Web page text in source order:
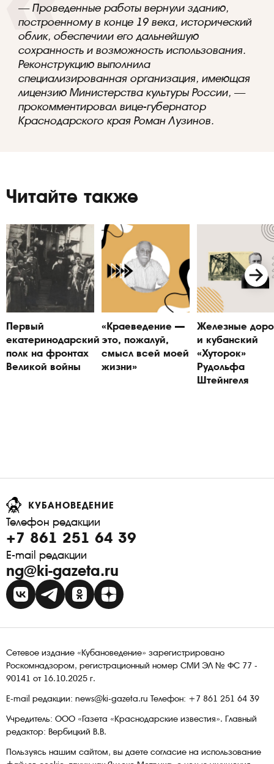
— Проведенные работы вернули зданию,
построенному в конце 19 века, исторический
облик, обеспечили его дальнейшую
сохранность и возможность использования.
Реконструкцию выполнила
специализированная организация, имеющая
лицензию Министерства культуры России, —
прокомментировал вице-губернатор
Краснодарского края Роман Лузинов.
Читайте также
Первый
екатеринодарский
полк на фронтах
Великой войны
«Краеведение —
это, пожалуй,
смысл всей моей
жизни»
Железные
и кубанский
«Хуторок»
Рудольфа
Штейнгеля
КУБАНОВЕДЕНИЕ
Телефон редакции
+7 861 251 64 39
E-mail редакции
ng@ki-gazeta.ru
Сетевое издание «Кубановедение» зарегистрировано
Роскомнадзором, регистрационный номер СМИ ЭЛ № ФС 77 -
90141 от 16.10.2025 г.
E-mail редакции: news@ki-gazeta.ru Телефон: +7 861 251 64 39
Учредитель: ООО «Газета «Краснодарские известия». Главный
редактор: Вербицкий В.В.
Пользуясь нашим сайтом, вы даете согласие на использование